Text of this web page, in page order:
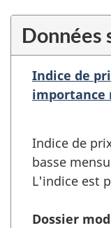
Données
Indice de
importance
Indice de
basse
L'indice est
Dossier